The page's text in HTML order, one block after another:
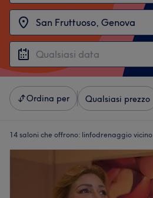
Ordina per Qualsiasi prezzo
14 saloni che offrono: linfodrenaggio